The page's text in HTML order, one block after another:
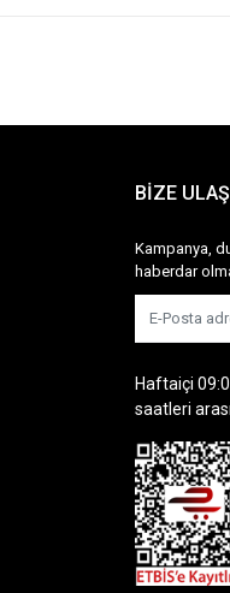
BİZE
Kampanya,
haberdar
Haftaiçi
saatleri